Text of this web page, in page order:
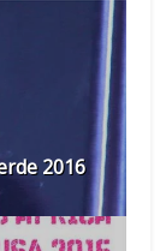
2016